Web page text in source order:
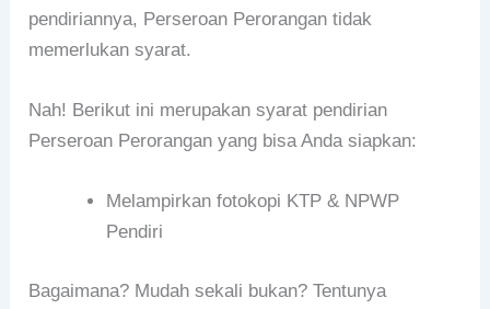
pendiriannya, Perseroan Perorangan tidak
memerlukan syarat.
Nah! Berikut ini merupakan syarat pendirian
Perseroan Perorangan yang bisa Anda siapkan:
Melampirkan fotokopi KTP & NPWP
Pendiri
Bagaimana? Mudah sekali bukan? Tentunya